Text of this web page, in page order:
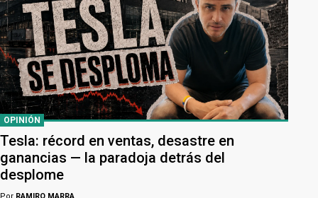
OPINIÓN
Tesla: récord en ventas, desastre en
ganancias — la paradoja detrás del
desplome